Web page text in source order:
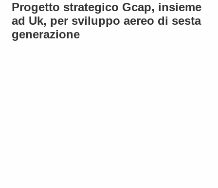
Progetto strategico Gcap, insieme
ad Uk, per sviluppo aereo di sesta
generazione